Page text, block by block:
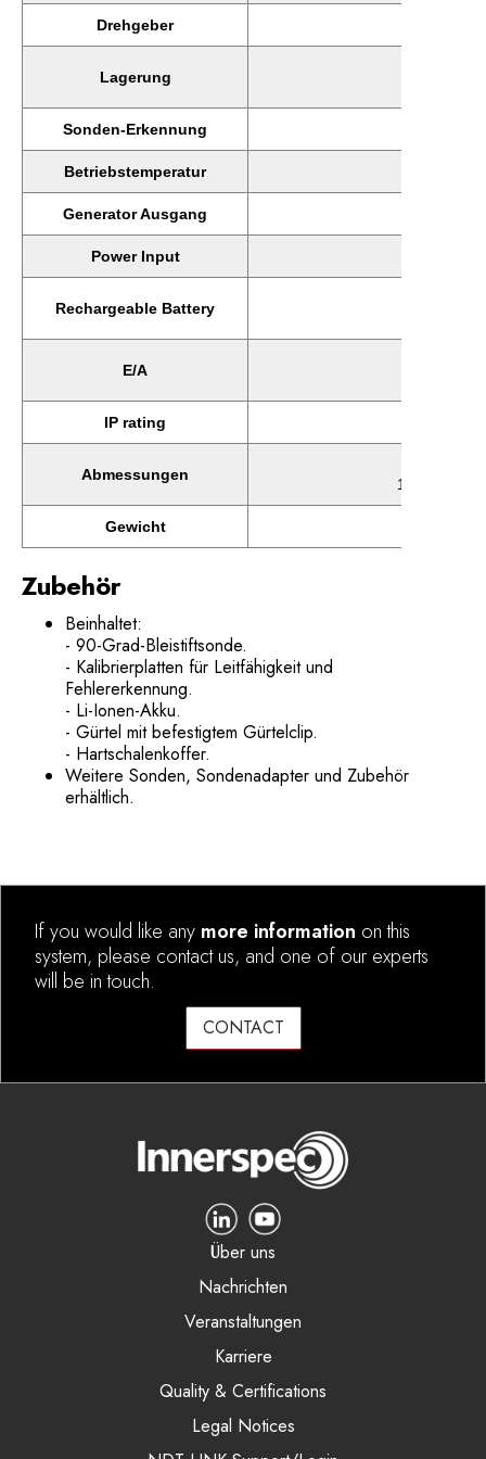
Drehgeber
Lagerung
Sonden-Erkennung
Betriebstemperatur
Generator Ausgang
Power Input
Rechargeable Battery
E/A
IP rating
Abmessungen
131 mm(W)
Gewicht
Zubehör
Beinhaltet:
- 90-Grad-Bleistiftsonde.
- Kalibrierplatten für Leitfähigkeit und
Fehlererkennung.
- Li-Ionen-Akku.
- Gürtel mit befestigtem Gürtelclip.
- Hartschalenkoffer.
Weitere Sonden, Sondenadapter und Zubehör
erhältlich.
If you would like any more information on this
system, please contact us, and one of our experts
will be in touch.
CONTACT
Über uns
Nachrichten
Veranstaltungen
Karriere
Quality & Certifications
Legal Notices